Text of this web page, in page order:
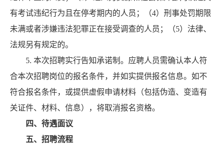
有考试违纪行为且在停考期内的人员；（4）刑事处罚期限
未满或者涉嫌违法犯罪正在接受调查的人员；（5）法律、
法规另有规定的。
5. 本次招聘实行告知承诺制。应聘人员需确认本人符
合本次招聘岗位的报名条件，并如实提供报名信息。如不
符合报名条件，或提供虚假申请材料（包括伪造、变造有
关证件、材料、信息），将取消报名资格。
四、待遇面议
五、招聘流程